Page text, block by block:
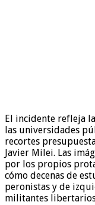
El incidente refleja
las universidades
recortes
Javier Milei. Las
por los propios
cómo decenas de
peronistas y de
militantes